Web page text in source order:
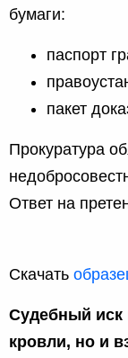
бумаги:
паспорт
пакет
Прокуратура
Ответ на
Скачать
Судебный иск
кровли, но и